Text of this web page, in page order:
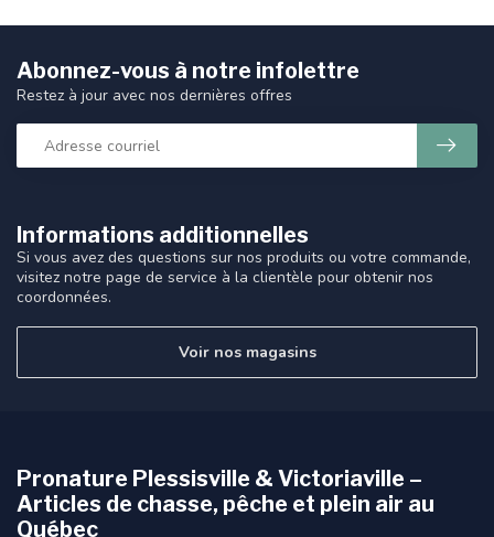
Informations additionnelles
Si vous avez des questions sur nos produits ou votre commande,
visitez notre page de service à la clientèle pour obtenir nos
coordonnées.
Voir nos magasins
Abonnez-vous à notre infolettre
Restez à jour avec nos dernières offres
Pronature Plessisville & Victoriaville –
Articles de chasse, pêche et plein air au
Québec